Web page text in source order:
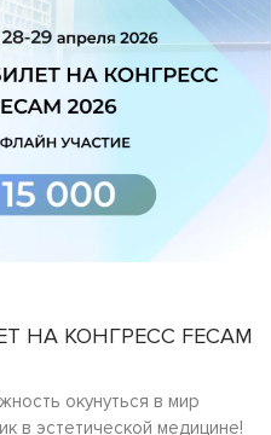
НА КОНГРЕСС FECAM
окунуться в мир
в эстетической медицине!